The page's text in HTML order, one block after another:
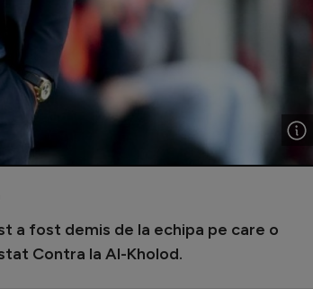
a fost demis de la echipa pe care o
Contra la Al-Kholod.